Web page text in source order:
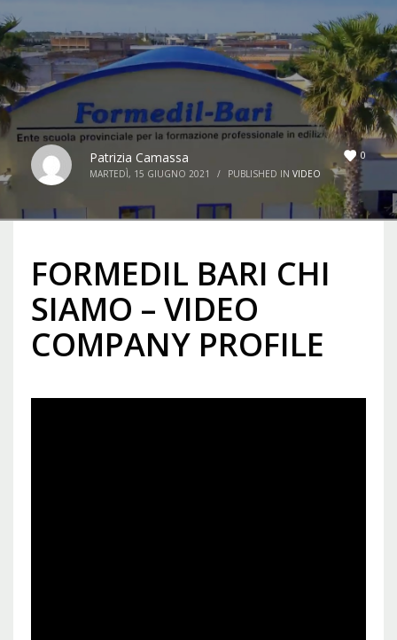
0
Patrizia Camassa
MARTEDÌ, 15 GIUGNO 2021 / PUBLISHED IN VIDEO
FORMEDIL BARI CHI
SIAMO – VIDEO
COMPANY PROFILE